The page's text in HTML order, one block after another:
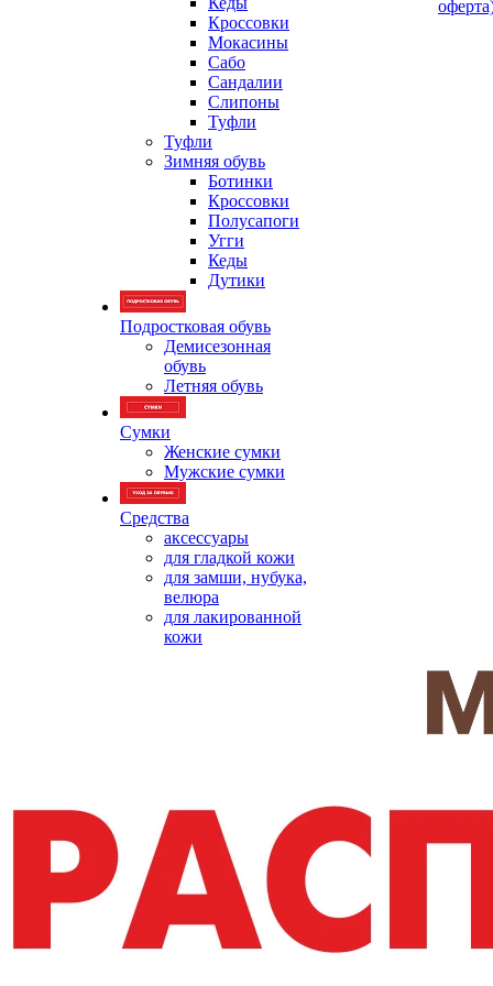
Кроссовки
Мокасины
Сабо
Сандалии
Слипоны
Туфли
Туфли
Зимняя обувь
Ботинки
Кроссовки
Полусапоги
Угги
Кеды
Дутики
Подростковая обувь
Демисезонная
обувь
Летняя обувь
Сумки
Женские сумки
Мужские сумки
Средства
аксессуары
для гладкой кожи
для замши, нубука,
велюра
для лакированной
кожи